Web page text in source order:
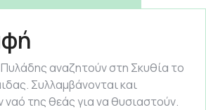
αναζητούν στη Σκυθία το
Συλλαμβάνονται και
ναό της θεάς για να θυσιαστούν.